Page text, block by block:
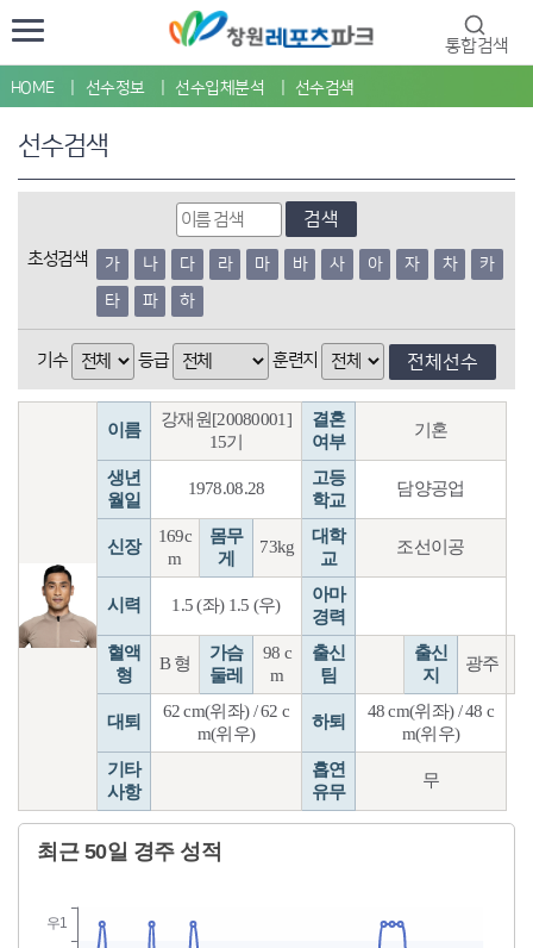
통합검색
HOME 선수정보 선수입체분석 선수검색
선수검색
검색
초성검색 가 나 다 라 마 바 사 아 자 차
카
타
파 하
기수 등급 훈련지 전체선수
이름
강재원[20080001]
15기
결혼
여부
기혼
생년
월일
1978.08.28
고등
학교
담양공업
신장
169c
m
몸무
게
73kg
대학
교
조선이공
시력 1.5 (좌) 1.5 (우)
아마
경력
혈액
형
B 형
가슴
둘레
98 c
m
출신
팀
출신
지
광주
대퇴
62 cm(위좌) / 62 c
m(위우)
하퇴
48 cm(위좌) / 48 c
m(위우)
기타
사항
흡연
유무
무